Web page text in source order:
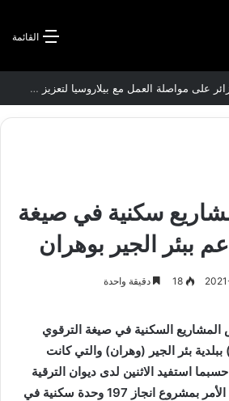
القائمة
عطاف يؤكد عزم الجزائر على مواصلة العمل مع بيلاروسيا لتعزيز العلاقات الثنائية
سكنية في صيغة
ببئر الجير بوهران
18 دقيقة واحدة
السكنية في صيغة الترقوي
ببلدية بئر الجير (وهران) والتي كانت
استفيد الاثنين لدى ديوان الترقية
والتسيير العقاري.ويتعلق الأمر بمشروع انجاز 197 وحدة سكنية في